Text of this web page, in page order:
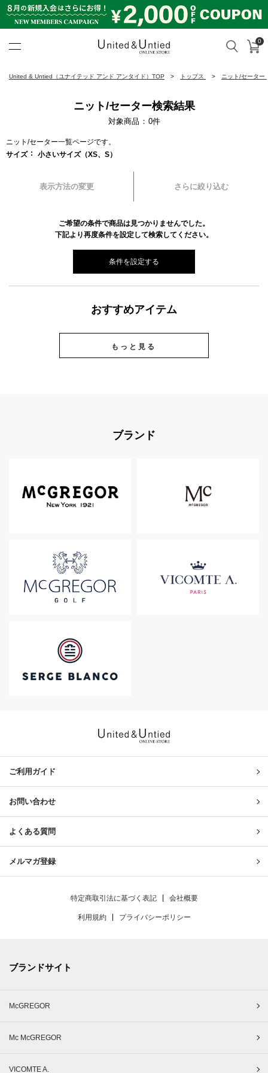
検索 カ
0
United & Untied（ユナイテッド アンド アンタイド）TOP トップス ニット/セーター
ニット/セーター検索結果
対象商品 0件
ニット/セーター一覧ページです。
サイズ
小さいサイズ（XS、S）
表示方法の変更 さらに絞り込む
ご希望の条件で商品は見つかりませんでした。
下記より再度条件を設定して検索してください。
条件を設定する
おすすめアイテム
もっと見る
ブランド
ご利用ガイド
お問い合わせ
よくある質問
メルマガ登録
特定商取引法に基づく表記 会社概要
利用規約 プライバシーポリシー
ブランドサイト
McGREGOR
Mc McGREGOR
VICOMTE A.